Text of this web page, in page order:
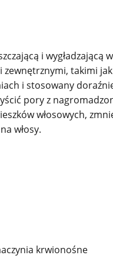
i wygładzającą
takimi
i stosowany
pory z
włosowych,
włosy.
krwionośne